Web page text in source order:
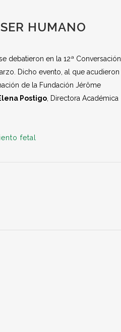
HUMANO
debatieron en la 12ª Conversación
Dicho evento, al que acudieron
de la Fundación Jérôme
Postigo , Directora Académica
fetal